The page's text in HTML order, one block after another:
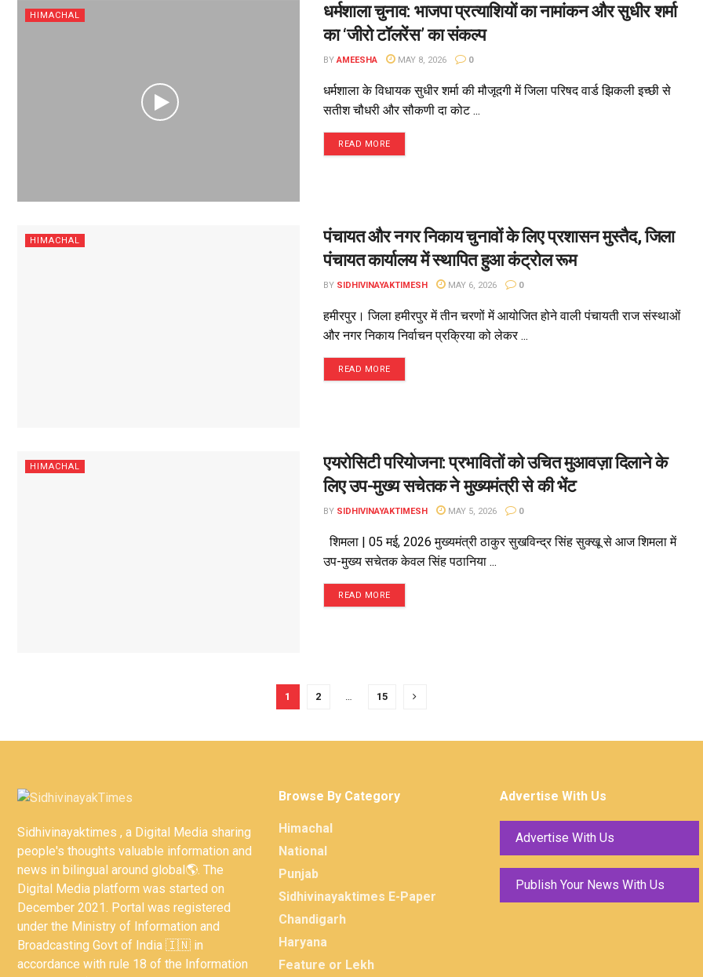
HIMACHAL
धर्मशाला चुनाव: भाजपा प्रत्याशियों का नामांकन और सुधीर शर्मा
का ‘जीरो टॉलरेंस’ का संकल्प
BY AMEESHA MAY 8, 2026 0
धर्मशाला के विधायक सुधीर शर्मा की मौजूदगी में जिला परिषद वार्ड झिकली इच्छी से
सतीश चौधरी और सौकणी दा कोट ...
READ MORE
HIMACHAL
पंचायत और नगर निकाय चुनावों के लिए प्रशासन मुस्तैद, जिला
पंचायत कार्यालय में स्थापित हुआ कंट्रोल रूम
BY SIDHIVINAYAKTIMESH MAY 6, 2026 0
हमीरपुर। जिला हमीरपुर में तीन चरणों में आयोजित होने वाली पंचायती राज संस्थाओं
और नगर निकाय निर्वाचन प्रक्रिया को लेकर ...
READ MORE
HIMACHAL
एयरोसिटी परियोजना: प्रभावितों को उचित मुआवज़ा दिलाने के
लिए उप-मुख्य सचेतक ने मुख्यमंत्री से की भेंट
BY SIDHIVINAYAKTIMESH MAY 5, 2026 0
शिमला | 05 मई, 2026 मुख्यमंत्री ठाकुर सुखविन्द्र सिंह सुक्खू से आज शिमला में
उप-मुख्य सचेतक केवल सिंह पठानिया ...
READ MORE
1 2 15
Sidhivinayaktimes , a Digital Media sharing
people's thoughts valuable information and
news in bilingual around global🌎. The
Digital Media platform was started on
December 2021. Portal was registered
under the Ministry of Information and
Broadcasting Govt of India 🇮🇳 in
accordance with rule 18 of the Information
Browse By Category
Himachal
National
Punjab
Sidhivinayaktimes E-Paper
Chandigarh
Haryana
Feature or Lekh
Advertise With Us
Advertise With Us
Publish Your News With Us